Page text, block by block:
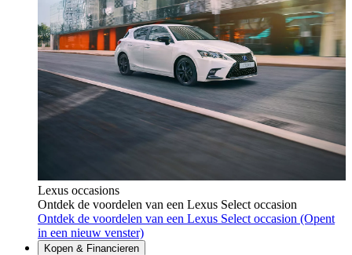
Lexus occasions
Ontdek de voordelen van een Lexus Select occasion
Ontdek de voordelen van een Lexus Select occasion (Opent
in een nieuw venster)
Kopen & Financieren